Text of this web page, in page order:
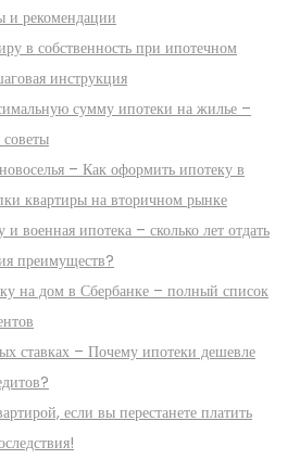
и рекомендации
в собственность при ипотечном
инструкция
сумму ипотеки на жилье –
– Как оформить ипотеку в
квартиры на вторичном рынке
военная ипотека – сколько лет отдать
преимуществ?
на дом в Сбербанке – полный список
ставках – Почему ипотеки дешевле
если вы перестанете платить